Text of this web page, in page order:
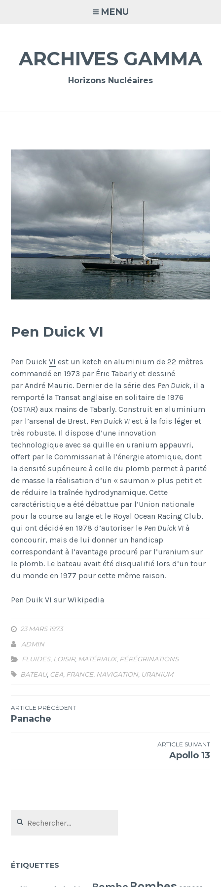
MENU
ARCHIVES GAMMA
Horizons Nucléaires
Pen Duick VI
Pen DuickVI est un ketch en aluminium de 22 mètres
commandé en 1973 par Éric Tabarly et dessiné
par André Mauric. Dernier de la série des Pen Duick, il a
remporté la Transat anglaise en solitaire de 1976
(OSTAR) aux mains de Tabarly. Construit en aluminium
par l’arsenal de Brest, Pen Duick VI est à la fois léger et
très robuste. Il dispose d’une innovation
technologique avec sa quille en uranium appauvri,
offert par le Commissariat à l’énergie atomique, dont
la densité supérieure à celle du plomb permet à parité
de masse la réalisation d’un « saumon » plus petit et
de réduire la traînée hydrodynamique. Cette
caractéristique a été débattue par l’Union nationale
pour la course au large et le Royal Ocean Racing Club,
qui ont décidé en 1978 d’autoriser le Pen Duick VI à
concourir, mais de lui donner un handicap
correspondant à l’avantage procuré par l’uranium sur
le plomb. Le bateau avait été disqualifié lors d’un tour
du monde en 1977 pour cette même raison.
Pen Duik VI sur Wikipedia
23 MARS 1973
ADMIN
FLUIDES, LOISIR, MATÉRIAUX, PÉRÉGRINATIONS
BATEAU, CEA FRANCE, NAVIGATION URANIUM
Navigation
ARTICLE PRÉCÉDENT
Panache
ARTICLE SUIVANT
Apollo 13
ÉTIQUETTES